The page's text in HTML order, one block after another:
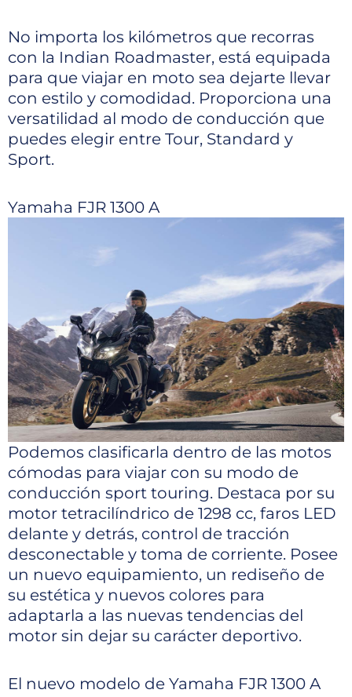
No importa los kilómetros que recorras
con la Indian Roadmaster, está equipada
para que viajar en moto sea dejarte llevar
con estilo y comodidad. Proporciona una
versatilidad al modo de conducción que
puedes elegir entre Tour, Standard y
Sport.
Yamaha FJR 1300 A
Podemos clasificarla dentro de las motos
cómodas para viajar con su modo de
conducción sport touring. Destaca por su
motor tetracilíndrico de 1298 cc, faros LED
delante y detrás, control de tracción
desconectable y toma de corriente. Posee
un nuevo equipamiento, un rediseño de
su estética y nuevos colores para
adaptarla a las nuevas tendencias del
motor sin dejar su carácter deportivo.
El nuevo modelo de Yamaha FJR 1300 A